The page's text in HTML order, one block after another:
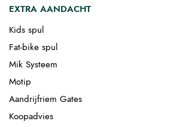
EXTRA AANDACHT
Kids spul
Fat-bike spul
Mik Systeem
Motip
Aandrijfriem Gates
Koopadvies